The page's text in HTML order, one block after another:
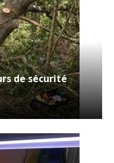
de sécurité